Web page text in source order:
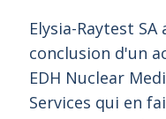
Elysia-Raytest
conclusion d'un
EDH Nuclear
Services qui en